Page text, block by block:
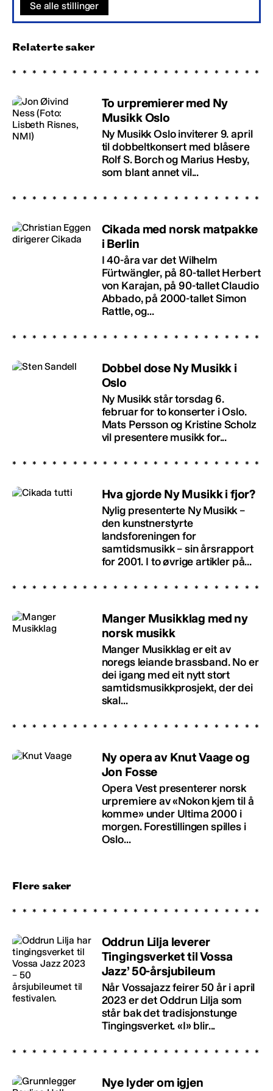
Se alle stillinger
Relaterte saker
To urpremierer med Ny
Musikk Oslo
Ny Musikk Oslo inviterer 9. april
til dobbeltkonsert med blåsere
Rolf S. Borch og Marius Hesby,
som blant annet vil...
Cikada med norsk matpakke
i Berlin
I 40-åra var det Wilhelm
Fürtwängler, på 80-tallet Herbert
von Karajan, på 90-tallet Claudio
Abbado, på 2000-tallet Simon
Rattle, og...
Dobbel dose Ny Musikk i
Oslo
Ny Musikk står torsdag 6.
februar for to konserter i Oslo.
Mats Persson og Kristine Scholz
vil presentere musikk for...
Hva gjorde Ny Musikk i fjor?
Nylig presenterte Ny Musikk –
den kunstnerstyrte
landsforeningen for
samtidsmusikk – sin årsrapport
for 2001. I to øvrige artikler på...
Manger Musikklag med ny
norsk musikk
Manger Musikklag er eit av
noregs leiande brassband. No er
dei igang med eit nytt stort
samtidsmusikkprosjekt, der dei
skal...
Ny opera av Knut Vaage og
Jon Fosse
Opera Vest presenterer norsk
urpremiere av «Nokon kjem til å
komme» under Ultima 2000 i
morgen. Forestillingen spilles i
Oslo...
Flere saker
Oddrun Lilja leverer
Tingingsverket til Vossa
Jazz’ 50-årsjubileum
Når Vossajazz feirer 50 år i april
2023 er det Oddrun Lilja som
står bak det tradisjonstunge
Tingingsverket. «I» blir...
Nye lyder om igjen